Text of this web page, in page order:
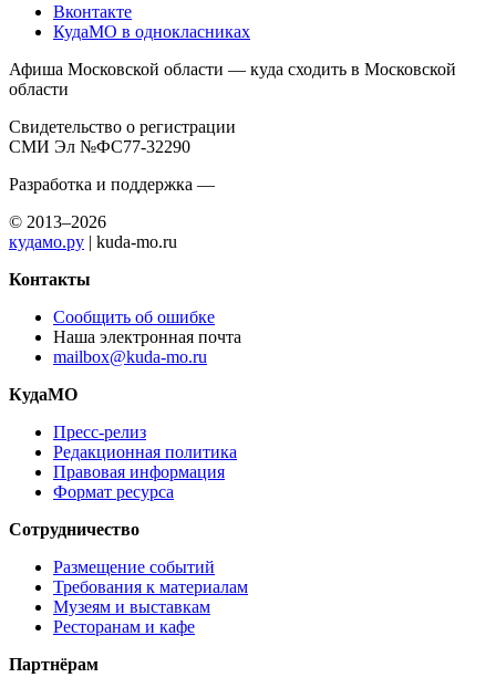
Вконтакте
КудаМО в однокласниках
Афиша Московской области — куда сходить в Московской
области
Свидетельство о регистрации
СМИ Эл №ФС77-32290
Разработка и поддержка —
© 2013–2026
кудамо.ру | kuda-mo.ru
Контакты
Сообщить об ошибке
Наша электронная почта
mailbox@kuda-mo.ru
КудаМО
Пресс-релиз
Редакционная политика
Правовая информация
Формат ресурса
Сотрудничество
Размещение событий
Требования к материалам
Музеям и выставкам
Ресторанам и кафе
Партнёрам